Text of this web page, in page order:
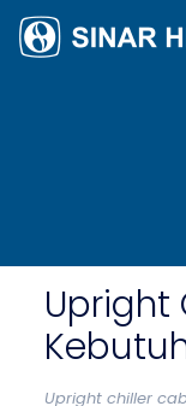
Upright
Upright chiller